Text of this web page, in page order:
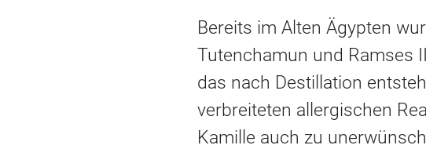
Bereits im Alten Ägypten
Tutenchamun und Ramses
das nach Destillation
verbreiteten allergischen
Kamille auch zu